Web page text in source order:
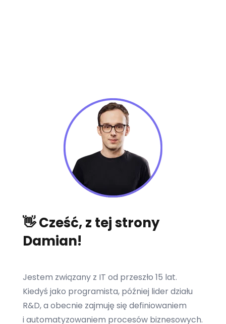
👋 Cześć, z tej strony
Damian!
Jestem związany z IT od przeszło 15 lat.
Kiedyś jako programista, później lider działu
R&D, a obecnie zajmuję się definiowaniem
i automatyzowaniem procesów biznesowych.